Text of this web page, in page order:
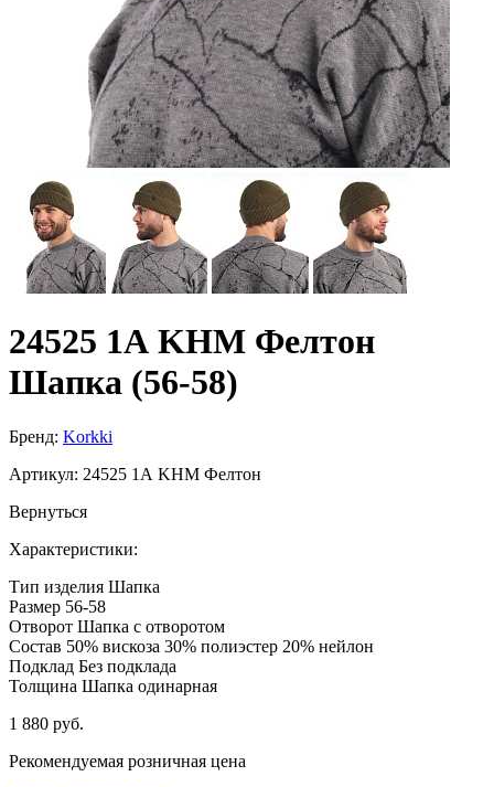
24525 1А KHM Фелтон
Шапка (56-58)
Бренд: Korkki
Артикул: 24525 1А KHM Фелтон
Вернуться
Характеристики:
Тип изделия Шапка
Размер 56-58
Отворот Шапка с отворотом
Состав 50% вискоза 30% полиэстер 20% нейлон
Подклад Без подклада
Толщина Шапка одинарная
1 880 руб.
Рекомендуемая розничная цена